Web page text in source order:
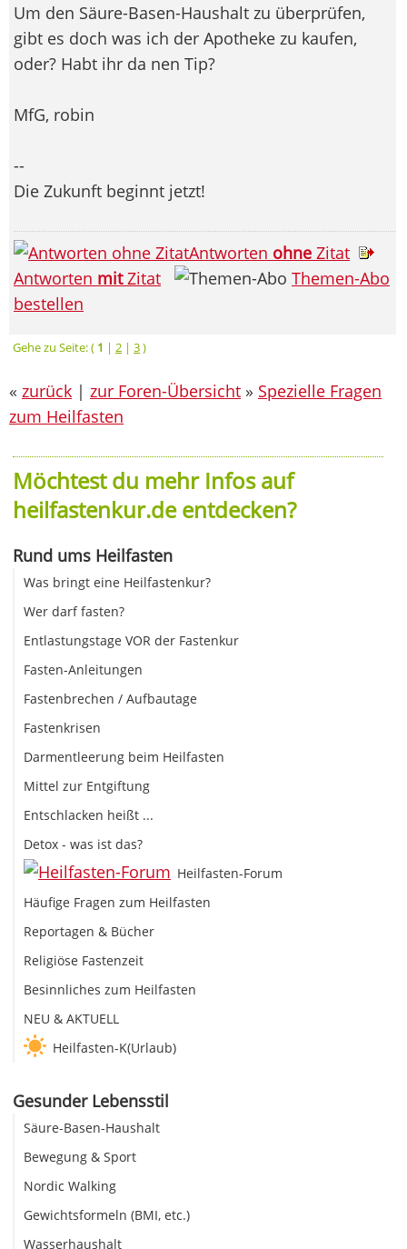
Um den Säure-Basen-Haushalt zu überprüfen,
gibt es doch was ich der Apotheke zu kaufen,
oder? Habt ihr da nen Tip?
MfG, robin
--
Die Zukunft beginnt jetzt!
Antworten ohne Zitat
Antworten mitZitat
Themen-Abo
bestellen
Gehe zu Seite: ( 1 | 2 | 3)
« zurück | zur Foren-Übersicht » Spezielle Fragen
zum Heilfasten
Möchtest du mehr Infos auf
heilfastenkur.de entdecken?
Rund ums Heilfasten
Was bringt eine Heilfastenkur?
Wer darf fasten?
Entlastungstage VOR der Fastenkur
Fasten-Anleitungen
Fastenbrechen / Aufbautage
Fastenkrisen
Darmentleerung beim Heilfasten
Mittel zur Entgiftung
Entschlacken heißt ...
Detox - was ist das?
Heilfasten-Forum
Häufige Fragen zum Heilfasten
Reportagen & Bücher
Religiöse Fastenzeit
Besinnliches zum Heilfasten
NEU & AKTUELL
Heilfasten-K(Urlaub)
Gesunder Lebensstil
Säure-Basen-Haushalt
Bewegung & Sport
Nordic Walking
Gewichtsformeln (BMI, etc.)
Wasserhaushalt